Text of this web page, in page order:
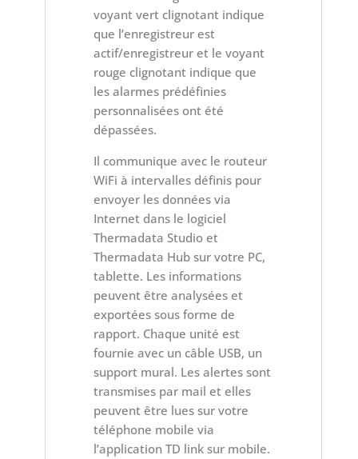
voyant vert clignotant indique
que l’enregistreur est
actif/enregistreur et le voyant
rouge clignotant indique que
les alarmes prédéfinies
personnalisées ont été
dépassées.
Il communique avec le routeur
WiFi à intervalles définis pour
envoyer les données via
Internet dans le logiciel
Thermadata Studio et
Thermadata Hub sur votre PC,
tablette. Les informations
peuvent être analysées et
exportées sous forme de
rapport. Chaque unité est
fournie avec un câble USB, un
support mural. Les alertes sont
transmises par mail et elles
peuvent être lues sur votre
téléphone mobile via
l’application TD link sur mobile.